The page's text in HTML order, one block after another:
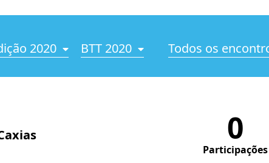
2020 BTT 2020 Todos os
0
Participações